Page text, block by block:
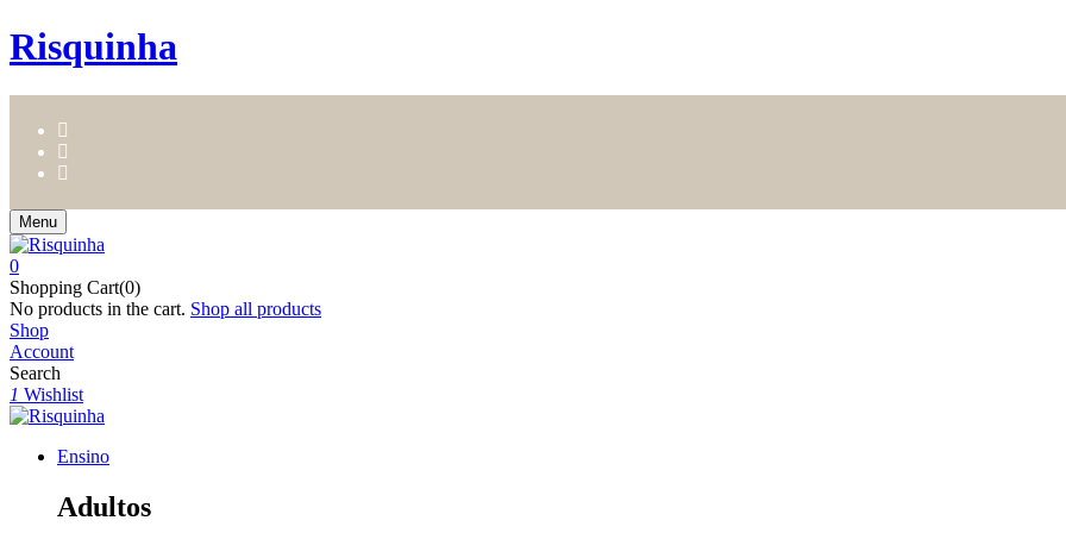
Risquinha
Menu
0
Shopping Cart(0)
No products in the cart. Shop all products
Shop
Account
Search
1 Wishlist
Ensino
Adultos